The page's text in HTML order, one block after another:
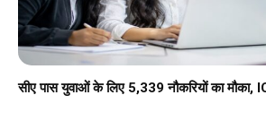
सीए पास युवाओं के लिए 5,339 नौकरियों का मौका,